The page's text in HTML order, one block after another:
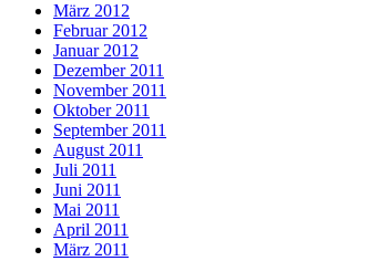
März 2012
Februar 2012
Januar 2012
Dezember 2011
November 2011
Oktober 2011
September 2011
August 2011
Juli 2011
Juni 2011
Mai 2011
April 2011
März 2011